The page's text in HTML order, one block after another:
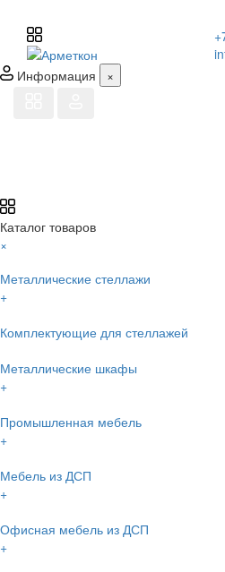
Информация
×
Каталог товаров
×
Металлические стеллажи
+
Комплектующие для стеллажей
Металлические шкафы
+
Промышленная мебель
+
Мебель из ДСП
+
Офисная мебель из ДСП
+